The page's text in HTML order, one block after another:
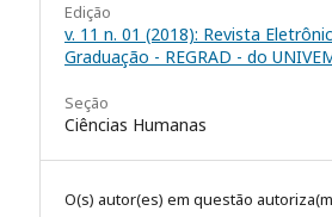
Edição
v. 11 n. 01 (2018): Revista
Graduação - REGRAD - do
Seção
Ciências Humanas
O(s) autor(es) em questão